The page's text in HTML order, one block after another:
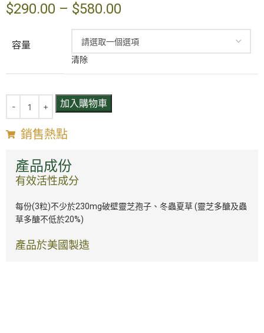
$290.00 – $580.00
容量
清除
加入購物車
銷售熱點
產品成份
有效活性成分
每份(3粒)不少於230mg破壁靈芝孢子、冬蟲夏草(靈芝多醣及蟲
草多醣不低於20%)
產品於美國製造